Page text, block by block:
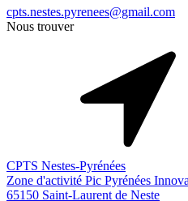
cpts.nestes.pyrenees@gmail.com
Nous trouver
CPTS Nestes-Pyrénées
Zone d'activité Pic Pyrénées
65150 Saint-Laurent de Neste